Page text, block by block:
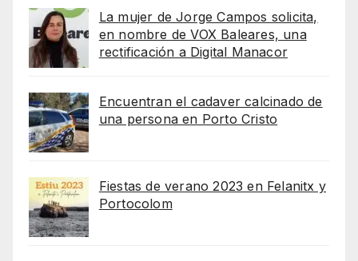
La mujer de Jorge Campos solicita,
en nombre de VOX Baleares, una
rectificación a Digital Manacor
Encuentran el cadaver calcinado de
una persona en Porto Cristo
Fiestas de verano 2023 en Felanitx y
Portocolom